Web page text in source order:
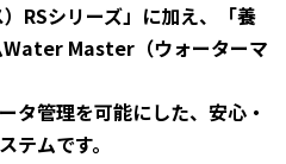
RSシリーズ」に加え、「養
Water Master（ウォーターマ
タ管理を可能にした、安心・
テムです。